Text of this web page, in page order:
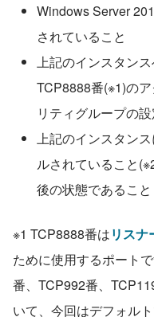
Windows Server
されていること
上記のインスタンス
TCP8888番(※1)の
リティグループの
上記のインスタン
ルされていること
後の状態であること
※1 TCP8888番はリスナ
ために使用するポート
番、TCP992番、
いて、今回はデフォル